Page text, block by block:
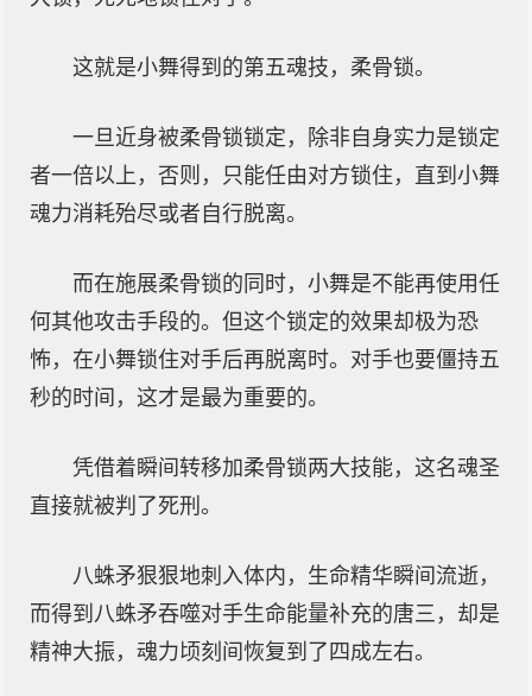
这就是小舞得到的第五魂技，柔骨锁。
一旦近身被柔骨锁锁定，除非自身实力是锁定
者一倍以上，否则，只能任由对方锁住，直到小舞
魂力消耗殆尽或者自行脱离。
而在施展柔骨锁的同时，小舞是不能再使用任
何其他攻击手段的。但这个锁定的效果却极为恐
怖，在小舞锁住对手后再脱离时。对手也要僵持五
秒的时间，这才是最为重要的。
凭借着瞬间转移加柔骨锁两大技能，这名魂圣
直接就被判了死刑。
八蛛矛狠狠地刺入体内，生命精华瞬间流逝，
而得到八蛛矛吞噬对手生命能量补充的唐三，却是
精神大振，魂力顷刻间恢复到了四成左右。